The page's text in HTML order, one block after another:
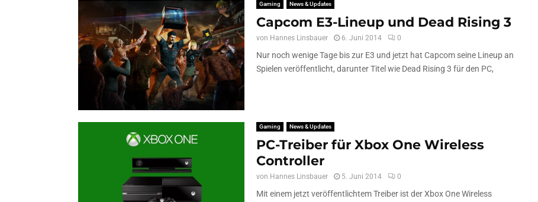
Gaming News & Updates
Capcom E3-Lineup und Dead Rising 3
von Hannes Linsbauer 6. Juni 2014 0
Nur noch wenige Tage bis zur E3 und jetzt hat Capcom seine Lineup an
Spielen veröffentlicht, darunter Titel wie Dead Rising 3 für den PC,
Gaming News & Updates
PC-Treiber für Xbox One Wireless
Controller
von Hannes Linsbauer 5. Juni 2014 0
Mit einem jetzt veröffentlichtem Treiber ist der Xbox One Wireless